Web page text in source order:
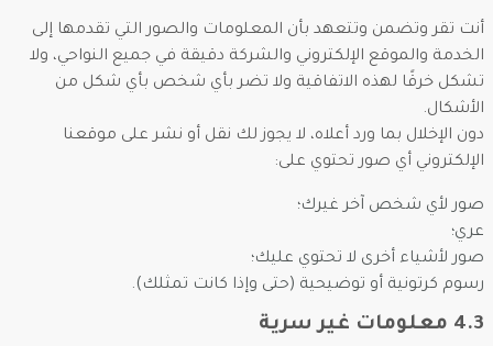
أنت تقر وتضمن وتتعهد بأن المعلومات والصور التي تقدمها إلى
الخدمة والموقع الإلكتروني والشركة دقيقة في جميع النواحي، ولا
تشكل خرقًا لهذه الاتفاقية ولا تضر بأي شخص بأي شكل من
الأشكال.
دون الإخلال بما ورد أعلاه، لا يجوز لك نقل أو نشر على موقعنا
الإلكتروني أي صور تحتوي على:
صور لأي شخص آخر غيرك؛
عري؛
صور لأشياء أخرى لا تحتوي عليك؛
رسوم كرتونية أو توضيحية (حتى وإذا كانت تمثلك).
4.3 معلومات غير سرية